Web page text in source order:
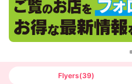
Flyers(39)